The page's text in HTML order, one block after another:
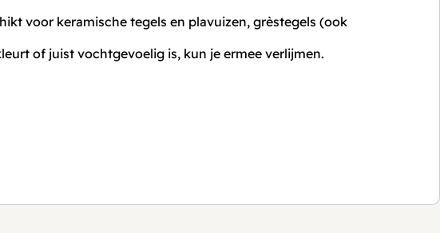
voor keramische tegels en plavuizen, grèstegels (ook
of juist vochtgevoelig is, kun je ermee verlijmen.